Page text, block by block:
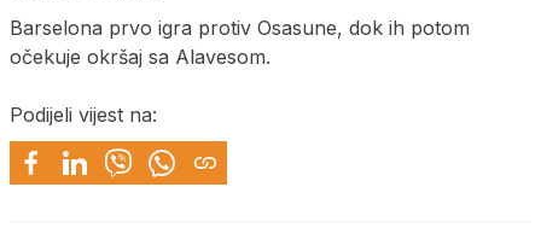
Barselona prvo igra protiv Osasune, dok ih potom
očekuje okršaj sa Alavesom.
Podijeli vijest na: